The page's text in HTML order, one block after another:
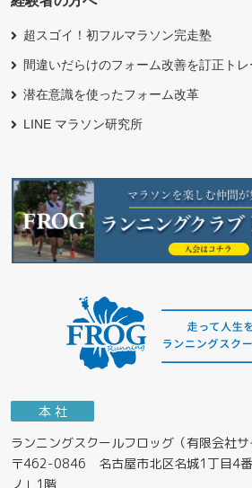
超スゴイ！初フルマラソン完走塾
間違いだらけのフォーム改善を訂正ト
潜在意識を使ったフォーム改革
LINE マラソン研究所
本 社
ランニングスクールフロッグ（有限会社サ
〒462-0846 名古屋市北区名城1丁目4
ノ」1階